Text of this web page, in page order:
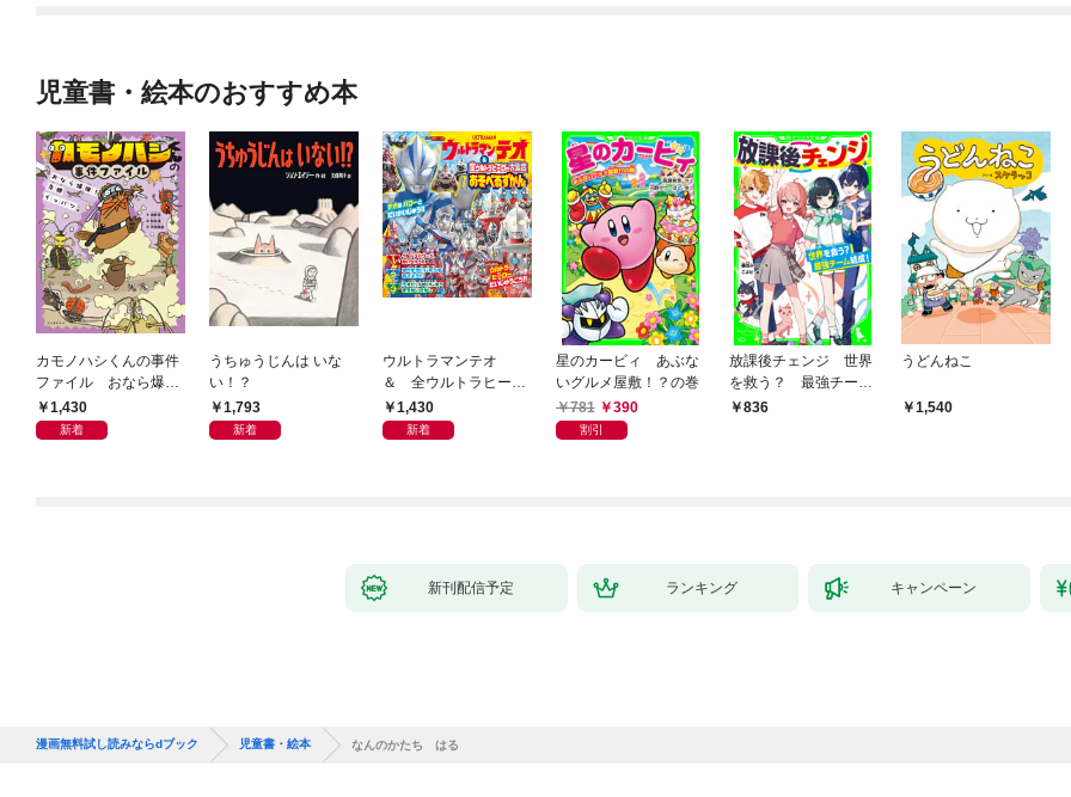
児童書・絵本のおすすめ本
カモノハシくんの事件
ファイル おなら爆
弾！ 危機イッパツ編
1,430
新着
うちゅうじんは いな
い！？
1,793
新着
ウルトラマンテオ
＆ 全ウルトラヒーロ
ー大集合 あそべるず
かん
1,430
新着
星のカービィ あぶな
いグルメ屋敷！？の巻
781
390
割引
放課後チェンジ 世界
を救う？ 最強チーム
結成！
836
うどんねこ
1,540
新刊配信予定 ランキング キャンペーン
漫画無料試し読みならdブック 児童書・絵本 なんのかたち はる